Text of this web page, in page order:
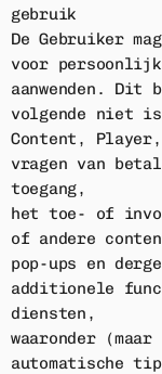
gebruik
De Gebruiker
voor
aanwenden. Dit
volgende niet
Content,
vragen van
toegang,
het toe- of
of andere
pop-ups en
additionele
diensten,
waaronder
automatische